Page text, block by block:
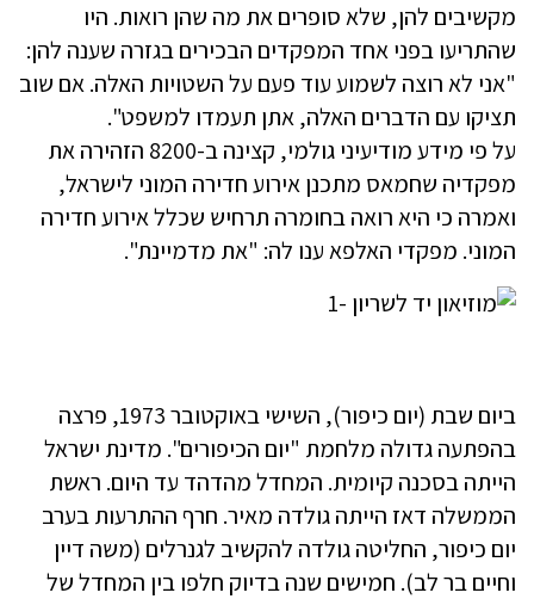
מקשיבים להן, שלא סופרים את מה שהן רואות. היו
שהתריעו בפני אחד המפקדים הבכירים בגזרה שענה להן:
"אני לא רוצה לשמוע עוד פעם על השטויות האלה. אם שוב
תציקו עם הדברים האלה, אתן תעמדו למשפט".
על פי מידע מודיעיני גולמי, קצינה ב-8200 הזהירה את
מפקדיה שחמאס מתכנן אירוע חדירה המוני לישראל,
ואמרה כי היא רואה בחומרה תרחיש שכלל אירוע חדירה
המוני. מפקדי האלפא ענו לה: "את מדמיינת".
ביום שבת (יום כיפור), השישי באוקטובר 1973, פרצה
בהפתעה גדולה מלחמת "יום הכיפורים". מדינת ישראל
הייתה בסכנה קיומית. המחדל מהדהד עד היום. ראשת
הממשלה דאז הייתה גולדה מאיר. חרף ההתרעות בערב
יום כיפור, החליטה גולדה להקשיב לגנרלים (משה דיין
וחיים בר לב). חמישים שנה בדיוק חלפו בין המחדל של